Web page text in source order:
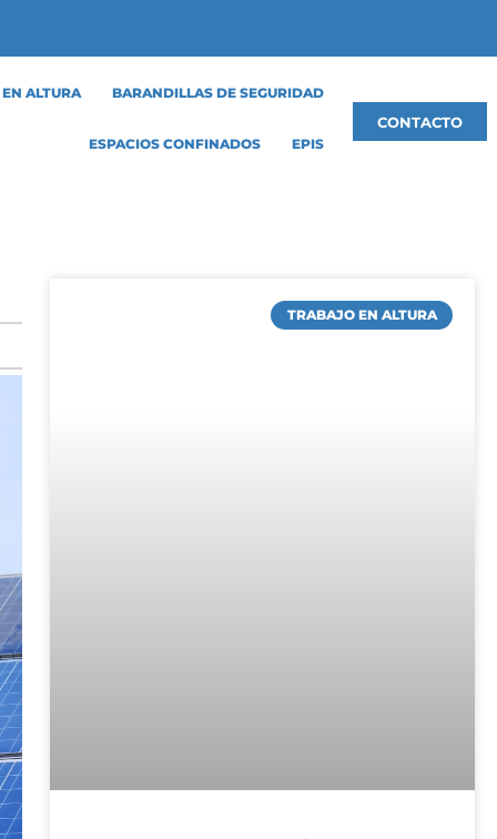
ALTURA BARANDILLAS DE SEGURIDAD
ESPACIOS CONFINADOS EPIS
CONTACTO
TRABAJO EN ALTURA